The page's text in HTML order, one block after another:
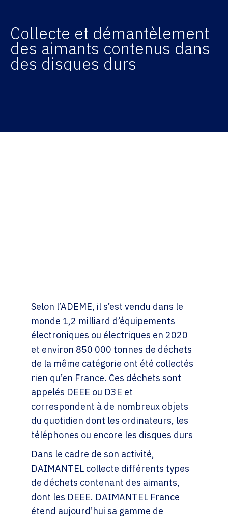
Collecte et démantèlement
des aimants contenus dans
des disques durs
Selon l’ADEME, il s’est vendu dans le
monde 1,2 milliard d’équipements
électroniques ou électriques en 2020
et environ 850 000 tonnes de déchets
de la même catégorie ont été collectés
rien qu’en France. Ces déchets sont
appelés DEEE ou D3E et
correspondent à de nombreux objets
du quotidien dont les ordinateurs, les
téléphones ou encore les disques durs
Dans le cadre de son activité,
DAIMANTEL collecte différents types
de déchets contenant des aimants,
dont les DEEE. DAIMANTEL France
étend aujourd’hui sa gamme de